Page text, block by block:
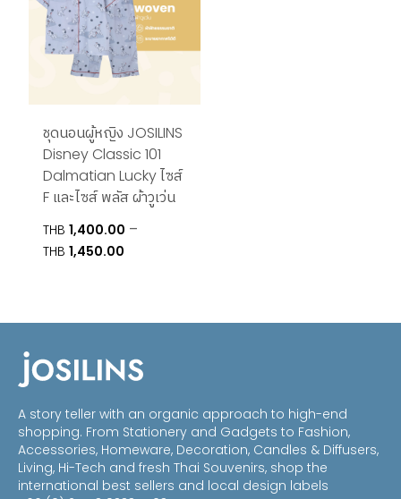
ชุดนอนผู้หญิง JOSILINS
Disney Classic 101
Dalmatian Lucky ไซส์
F และไซส์ พลัส ผ้าวูเว่น
THB 1,400.00 –
THB 1,450.00
A story teller with an organic approach to high-end
shopping. From Stationery and Gadgets to Fashion,
Accessories, Homeware, Decoration, Candles & Diffusers,
Living, Hi-Tech and fresh Thai Souvenirs, shop the
international best sellers and local design labels